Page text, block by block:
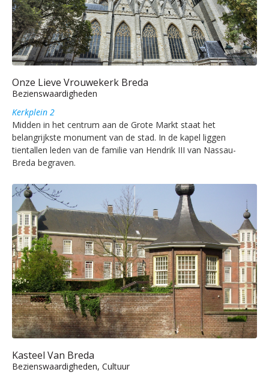
Onze Lieve Vrouwekerk Breda
Bezienswaardigheden
Kerkplein 2
Midden in het centrum aan de Grote Markt staat het
belangrijkste monument van de stad. In de kapel liggen
tientallen leden van de familie van Hendrik III van Nassau-
Breda begraven.
Kasteel Van Breda
Bezienswaardigheden, Cultuur